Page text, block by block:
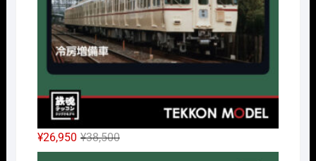
た。
す。
¥38,500元
の
¥26,950
現
在